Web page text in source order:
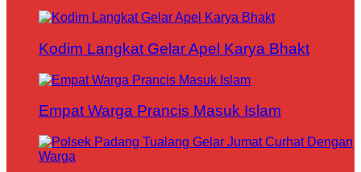
Kodim Langkat Gelar Apel Karya Bhakt
Empat Warga Prancis Masuk Islam